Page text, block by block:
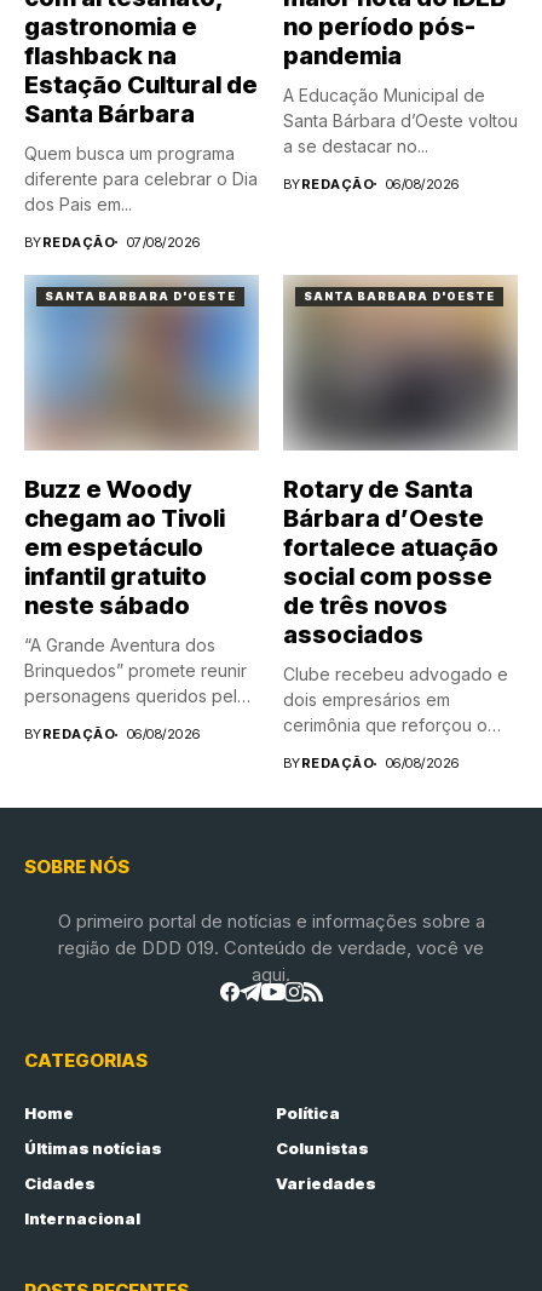
gastronomia e
flashback na
Estação Cultural de
Santa Bárbara
Quem busca um programa
diferente para celebrar o Dia
dos Pais em...
BYREDAÇÃO 07/08/2026
no período pós-
pandemia
A Educação Municipal de
Santa Bárbara d’Oeste voltou
a se destacar no...
BYREDAÇÃO 06/08/2026
SANTA BARBARA D'OESTE
Buzz e Woody
chegam ao Tivoli
em espetáculo
infantil gratuito
neste sábado
“A Grande Aventura dos
Brinquedos” promete reunir
personagens queridos pelas
BYREDAÇÃO 06/08/2026
SANTA BARBARA D'OESTE
Rotary de Santa
Bárbara d’Oeste
fortalece atuação
social com posse
de três novos
associados
Clube recebeu advogado e
dois empresários em
cerimônia que reforçou o
BYREDAÇÃO 06/08/2026
SOBRE NÓS
O primeiro portal de notícias e informações sobre a
região de DDD 019. Conteúdo de verdade, você ve
aqui.
CATEGORIAS
Home
Política
Últimas notícias
Colunistas
Cidades
Variedades
Internacional